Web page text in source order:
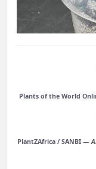
Plants of the World
PlantZAfrica / SANBI —